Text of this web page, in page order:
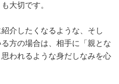
大切です。
介したくなるような、そし
方の場合は、相手に「親とな
われるような身だしなみを心